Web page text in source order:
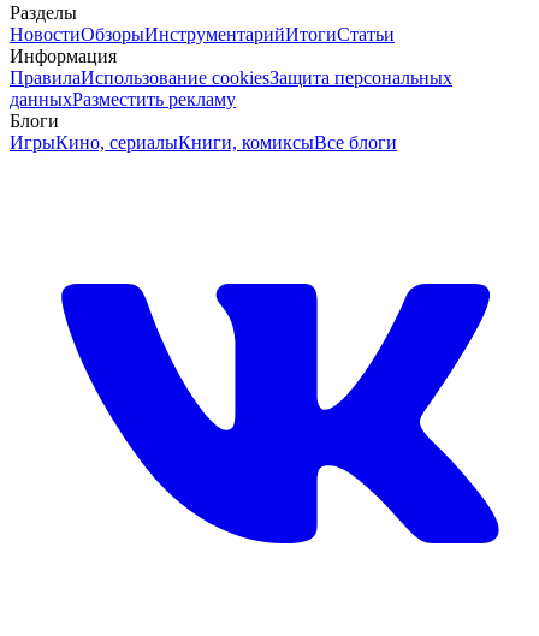
Разделы
НовостиОбзорыИнструментарийИтогиСтатьи
Информация
ПравилаИспользование cookiesЗащита персональных
данныхРазместить рекламу
Блоги
ИгрыКино, сериалыКниги, комиксыВсе блоги